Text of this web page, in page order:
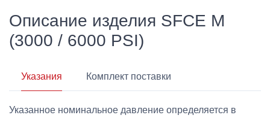
Описание изделия SFCE M
(3000 / 6000 PSI)
Указания Комплект поставки
Указанное номинальное давление определяется в